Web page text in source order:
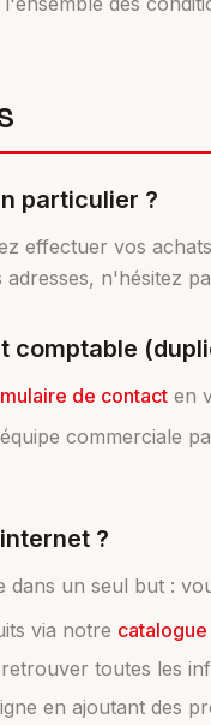
particulier ?
effectuer vos
n'hésitez
comptable
de contact en
commerciale
?
dans un seul but :
via notre catalogue
toutes les
en ajoutant des